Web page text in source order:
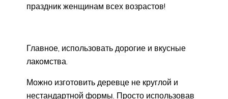
праздник женщинам всех возрастов!
Главное, использовать дорогие и вкусные
лакомства.
Можно изготовить деревце не круглой и
нестандартной формы. Просто использовав